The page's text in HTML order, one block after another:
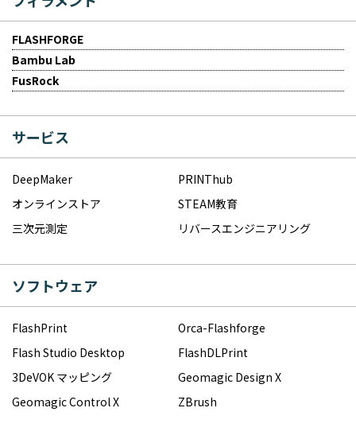
FLASHFORGE
Bambu Lab
FusRock
サービス
DeepMaker
PRINThub
オンラインストア
STEAM教育
三次元測定
リバースエンジニアリング
ソフトウェア
FlashPrint
Orca-Flashforge
Flash Studio Desktop
FlashDLPrint
3DeVOK マッピング
Geomagic Design X
Geomagic Control X
ZBrush